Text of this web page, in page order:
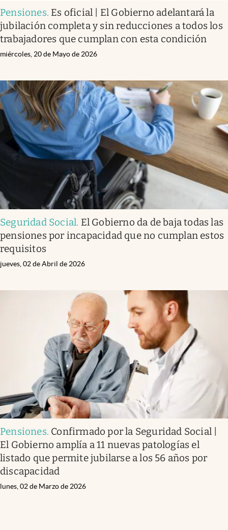
Pensiones. Es oficial | El Gobierno adelantará la
jubilación completa y sin reducciones a todos los
trabajadores que cumplan con esta condición
miércoles, 20 de Mayo de 2026
Seguridad Social. El Gobierno da de baja todas las
pensiones por incapacidad que no cumplan estos
requisitos
jueves, 02 de Abril de 2026
Pensiones. Confirmado por la Seguridad Social |
El Gobierno amplía a 11 nuevas patologías el
listado que permite jubilarse a los 56 años por
discapacidad
lunes, 02 de Marzo de 2026